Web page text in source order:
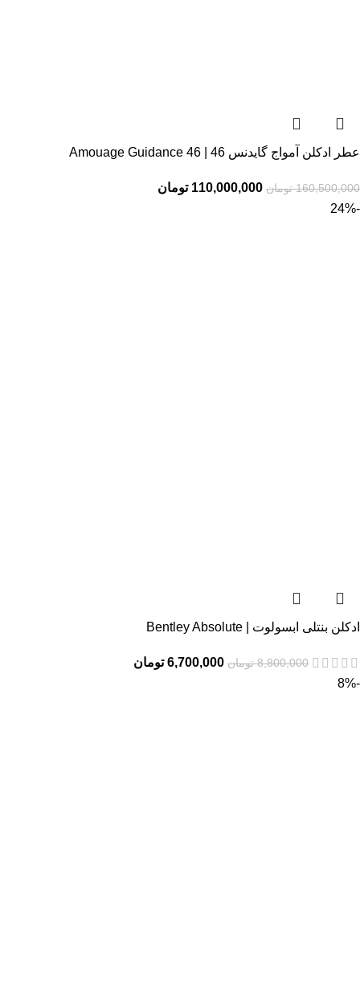
عطر ادکلن آمواج گایدنس 46 | Amouage Guidance 46
160,500,000 تومان 110,000,000 تومان
-24%
ادکلن بنتلی ابسولوت | Bentley Absolute
8,800,000 تومان 6,700,000 تومان
-8%